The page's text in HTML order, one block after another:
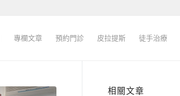
專欄文章 預約門診 皮拉提斯 徒手治療
相關文章